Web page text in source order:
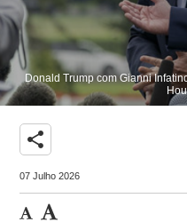
Donald Trump com Gianni
share
07 Julho 2026